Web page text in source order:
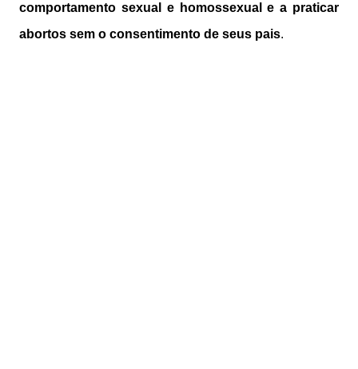
comportamento sexual e homossexual e a praticar
abortos sem o consentimento de seus pais.